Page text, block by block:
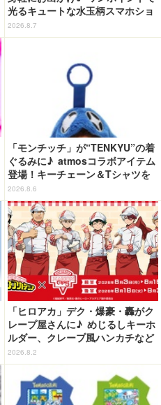
光るキュートな水玉柄スマホショ
ルダーが新登場！
2026.8.7
「モンチッチ」が“TENKYU”の着
ぐるみに♪ atmosコラボアイテム
登場！キーチェーン＆Tシャツを
展開
2026.8.6
「ヒロアカ」デク・爆豪・轟がク
レープ屋さんに♪ めじるしキーホ
ルダー、クレープ風ハンカチなど
限定グッズ＆コラボクレープが登
場
2026.8.2